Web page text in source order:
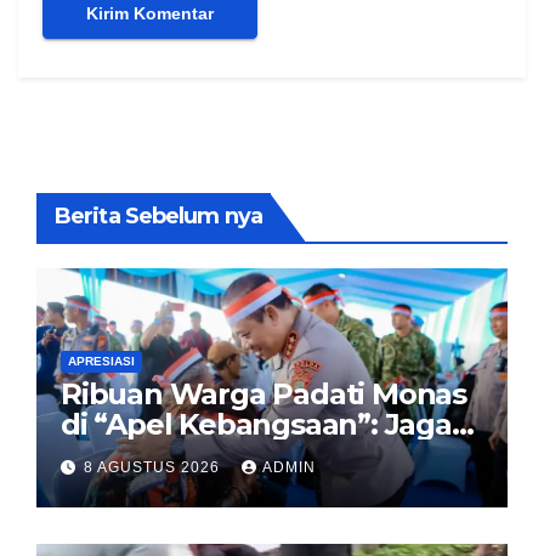
Berita Sebelum nya
APRESIASI
Ribuan Warga Padati Monas
di “Apel Kebangsaan”: Jaga
Jakarta Berarti Jaga
Indonesia
8 AGUSTUS 2026 ADMIN